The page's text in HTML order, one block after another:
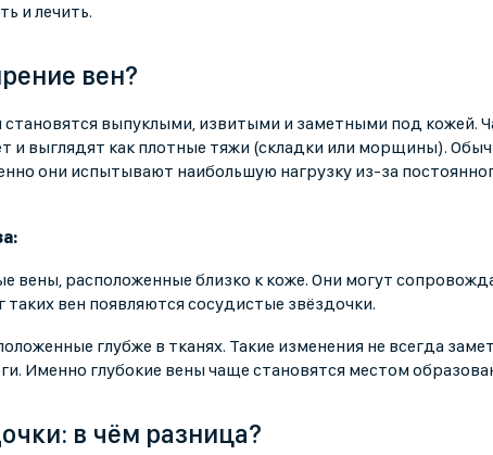
и лечить.
вен?
выпуклыми, извитыми и заметными под кожей.
и выглядят как плотные тяжи (складки или морщины).
они испытывают наибольшую нагрузку из-за
вены, расположенные близко к коже. Они могут
вен появляются сосудистые звёздочки.
глубже в тканях. Такие изменения не всегда
Именно глубокие вены чаще становятся местом
в чём разница?